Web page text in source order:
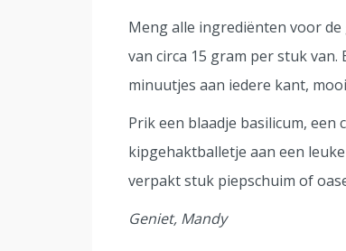
Meng alle ingrediënten voor
van circa 15 gram per stuk
minuutjes aan iedere kant,
Prik een blaadje basilicum,
kipgehaktballetje aan een
verpakt stuk piepschuim of
Geniet, Mandy